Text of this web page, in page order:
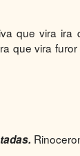
que vira ira
que vira